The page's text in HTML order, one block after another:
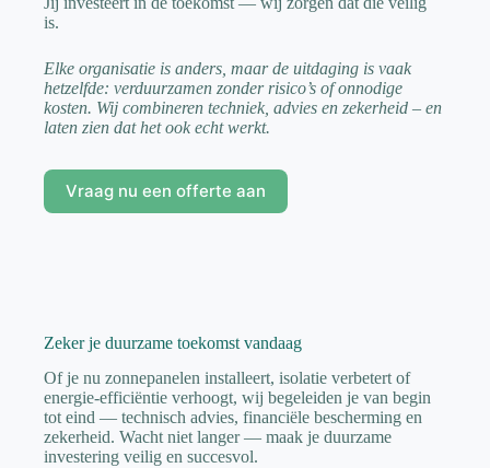
is.
Elke organisatie is anders, maar de uitdaging is vaak
hetzelfde: verduurzamen zonder risico’s of onnodige
kosten. Wij combineren techniek, advies en zekerheid – en
laten zien dat het ook echt werkt.
Vraag nu een offerte aan
Zeker je duurzame toekomst vandaag
Of je nu zonnepanelen installeert, isolatie verbetert of
energie-efficiëntie verhoogt, wij begeleiden je van begin
tot eind — technisch advies, financiële bescherming en
zekerheid. Wacht niet langer — maak je duurzame
investering veilig en succesvol.